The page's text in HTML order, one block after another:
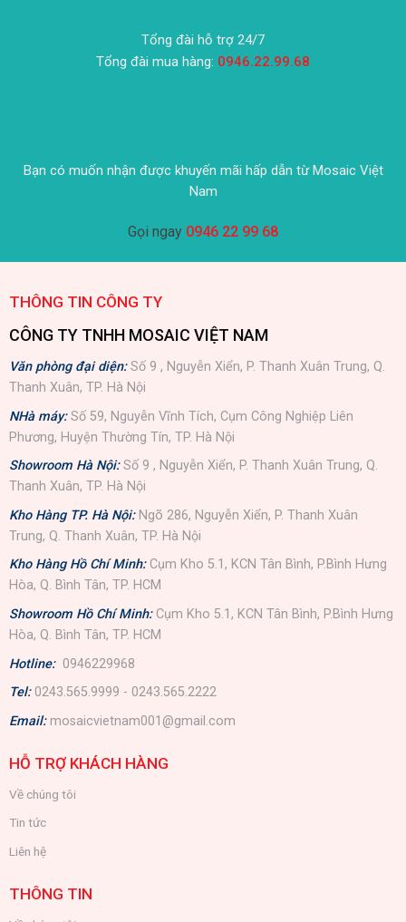
Tổng đài hỗ trợ 24/7
Tổng đài mua hàng: 0946.22.99.68
Bạn có muốn nhận được khuyến mãi hấp dẫn từ Mosaic Việt
Nam
Gọi ngay 0946 22 99 68
THÔNG TIN CÔNG TY
CÔNG TY TNHH MOSAIC VIỆT NAM
Văn phòng đại diện:Số 9 , Nguyễn Xiển, P. Thanh Xuân Trung, Q.
Thanh Xuân, TP. Hà Nội
NHà máy: Số 59, Nguyễn Vĩnh Tích, Cụm Công Nghiệp Liên
Phương, Huyện Thường Tín, TP. Hà Nội
Showroom Hà Nội: Số 9 , Nguyễn Xiển, P. Thanh Xuân Trung, Q.
Thanh Xuân, TP. Hà Nội
Kho Hàng TP. Hà Nội: Ngõ 286, Nguyễn Xiển, P. Thanh Xuân
Trung, Q. Thanh Xuân, TP. Hà Nội
Kho Hàng Hồ Chí Minh: Cụm Kho 5.1, KCN Tân Bình, P.Bình Hưng
Hòa, Q. Bình Tân, TP. HCM
Showroom Hồ Chí Minh: Cụm Kho 5.1, KCN Tân Bình, P.Bình Hưng
Hòa, Q. Bình Tân, TP. HCM
Hotline: 0946229968
Tel: 0243.565.9999 - 0243.565.2222
Email: mosaicvietnam001@gmail.com
HỖ TRỢ KHÁCH HÀNG
Về chúng tôi
Tin tức
Liên hệ
THÔNG TIN